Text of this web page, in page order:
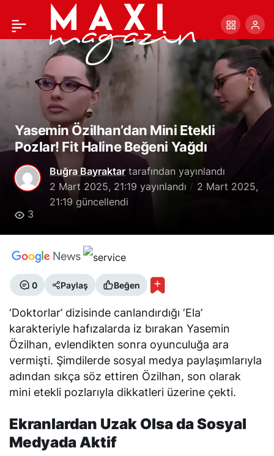
Yasemin Özilhan’dan Mini Etekli
Pozlar! Fit Haline Beğeni Yağdı
Buğra Bayraktar tarafından yayınlandı
2 Mart 2025, 21:19 yayınlandı
2 Mart 2025,
21:19 güncellendi
3
0 Paylaş Beğen
‘Doktorlar’ dizisinde canlandırdığı ‘Ela’
karakteriyle hafızalarda iz bırakan Yasemin
Özilhan, evlendikten sonra oyunculuğa ara
vermişti. Şimdilerde sosyal medya paylaşımlarıyla
adından sıkça söz ettiren Özilhan, son olarak
mini etekli pozlarıyla dikkatleri üzerine çekti.
Ekranlardan Uzak Olsa da Sosyal
Medyada Aktif
Yeşilçam Güzeli Hale
Soygazi Yıllara Meydan
Okuyor! 74 Yaşında
Olduğuna İnanmak Zor!
Paylaş